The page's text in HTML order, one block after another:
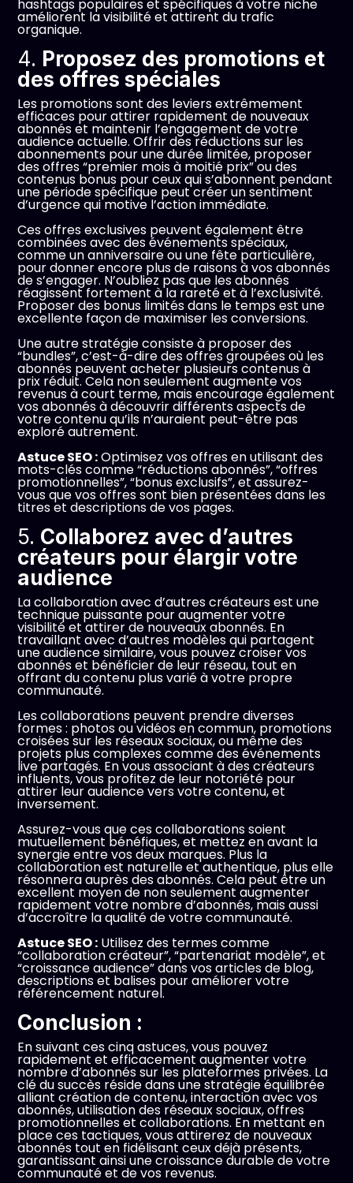
hashtags populaires et spécifiques à votre niche
améliorent la visibilité et attirent du trafic
organique.
4. Proposez des promotions et
des offres spéciales
Les promotions sont des leviers extrêmement
efficaces pour attirer rapidement de nouveaux
abonnés et maintenir l’engagement de votre
audience actuelle. Offrir des réductions sur les
abonnements pour une durée limitée, proposer
des offres “premier mois à moitié prix” ou des
contenus bonus pour ceux qui s’abonnent pendant
une période spécifique peut créer un sentiment
d’urgence qui motive l’action immédiate.
Ces offres exclusives peuvent également être
combinées avec des événements spéciaux,
comme un anniversaire ou une fête particulière,
pour donner encore plus de raisons à vos abonnés
de s’engager. N’oubliez pas que les abonnés
réagissent fortement à la rareté et à l’exclusivité.
Proposer des bonus limités dans le temps est une
excellente façon de maximiser les conversions.
Une autre stratégie consiste à proposer des
“bundles”, c’est-à-dire des offres groupées où les
abonnés peuvent acheter plusieurs contenus à
prix réduit. Cela non seulement augmente vos
revenus à court terme, mais encourage également
vos abonnés à découvrir différents aspects de
votre contenu qu’ils n’auraient peut-être pas
exploré autrement.
Astuce SEO :Optimisez vos offres en utilisant des
mots-clés comme “réductions abonnés”, “offres
promotionnelles”, “bonus exclusifs”, et assurez-
vous que vos offres sont bien présentées dans les
titres et descriptions de vos pages.
5. Collaborez avec d’autres
créateurs pour élargir votre
audience
La collaboration avec d’autres créateurs est une
technique puissante pour augmenter votre
visibilité et attirer de nouveaux abonnés. En
travaillant avec d’autres modèles qui partagent
une audience similaire, vous pouvez croiser vos
abonnés et bénéficier de leur réseau, tout en
offrant du contenu plus varié à votre propre
communauté.
Les collaborations peuvent prendre diverses
formes : photos ou vidéos en commun, promotions
croisées sur les réseaux sociaux, ou même des
projets plus complexes comme des événements
live partagés. En vous associant à des créateurs
influents, vous profitez de leur notoriété pour
attirer leur audience vers votre contenu, et
inversement.
Assurez-vous que ces collaborations soient
mutuellement bénéfiques, et mettez en avant la
synergie entre vos deux marques. Plus la
collaboration est naturelle et authentique, plus elle
résonnera auprès des abonnés. Cela peut être un
excellent moyen de non seulement augmenter
rapidement votre nombre d’abonnés, mais aussi
d’accroître la qualité de votre communauté.
Astuce SEO : Utilisez des termes comme
“collaboration créateur”, “partenariat modèle”, et
“croissance audience” dans vos articles de blog,
descriptions et balises pour améliorer votre
référencement naturel.
Conclusion :
En suivant ces cinq astuces, vous pouvez
rapidement et efficacement augmenter votre
nombre d’abonnés sur les plateformes privées. La
clé du succès réside dans une stratégie équilibrée
alliant création de contenu, interaction avec vos
abonnés, utilisation des réseaux sociaux, offres
promotionnelles et collaborations. En mettant en
place ces tactiques, vous attirerez de nouveaux
abonnés tout en fidélisant ceux déjà présents,
garantissant ainsi une croissance durable de votre
communauté et de vos revenus.